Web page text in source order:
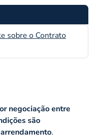
sobre o Contrato
negociação entre
são
.